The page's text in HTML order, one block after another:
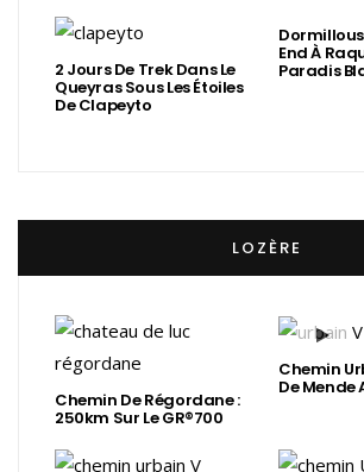
2 Jours De Trek Dans Le
Queyras Sous Les Étoiles
De Clapeyto
End À
Paradis
LOZÈRE
Chemin De Régordane :
250km Sur Le GR®700
Chemin
De Mende